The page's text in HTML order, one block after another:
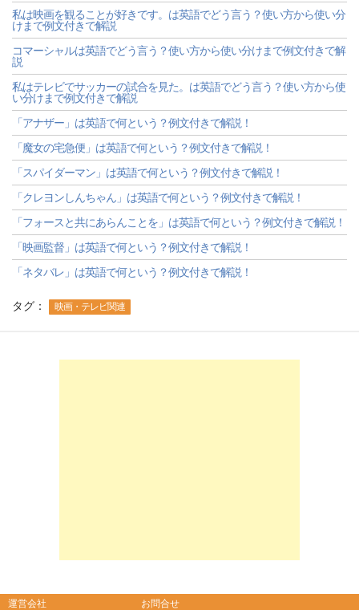
私は映画を観ることが好きです。は英語でどう言う？使い方から使い分
けまで例文付きで解説
コマーシャルは英語でどう言う？使い方から使い分けまで例文付きで解
説
私はテレビでサッカーの試合を見た。は英語でどう言う？使い方から使
い分けまで例文付きで解説
「アナザー」は英語で何という？例文付きで解説！
「魔女の宅急便」は英語で何という？例文付きで解説！
「スパイダーマン」は英語で何という？例文付きで解説！
「クレヨンしんちゃん」は英語で何という？例文付きで解説！
「フォースと共にあらんことを」は英語で何という？例文付きで解説！
「映画監督」は英語で何という？例文付きで解説！
「ネタバレ」は英語で何という？例文付きで解説！
タグ： 映画・テレビ関連
運営会社 お問合せ